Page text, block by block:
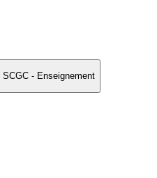
SCGC - Enseignement